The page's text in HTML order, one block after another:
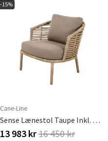
-15%
Cane-Line
Sense Lænestol Taupe Inkl. Pudesæt
13 983 kr16 450 kr